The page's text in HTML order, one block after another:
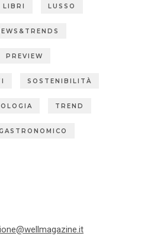
LIBRI LUSSO
PREVIEW
SOSTENIBILITÀ
TREND